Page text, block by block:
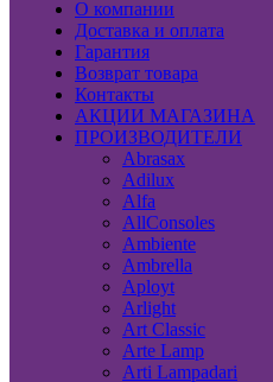
О компании
Доставка и оплата
Гарантия
Возврат товара
Контакты
АКЦИИ МАГАЗИНА
ПРОИЗВОДИТЕЛИ
Abrasax
Adilux
Alfa
AllConsoles
Ambiente
Ambrella
Aployt
Arlight
Art Classic
Arte Lamp
Arti Lampadari